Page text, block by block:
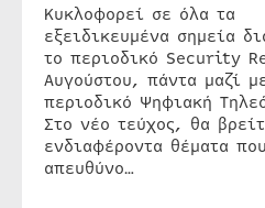
Κυκλοφορεί σε όλα τα
εξειδικευμένα σημεία
το περιοδικό Security
Αυγούστου, πάντα μαζί
περιοδικό Ψηφιακή
Στο νέο τεύχος, θα
ενδιαφέροντα θέματα που
απευθύνο…